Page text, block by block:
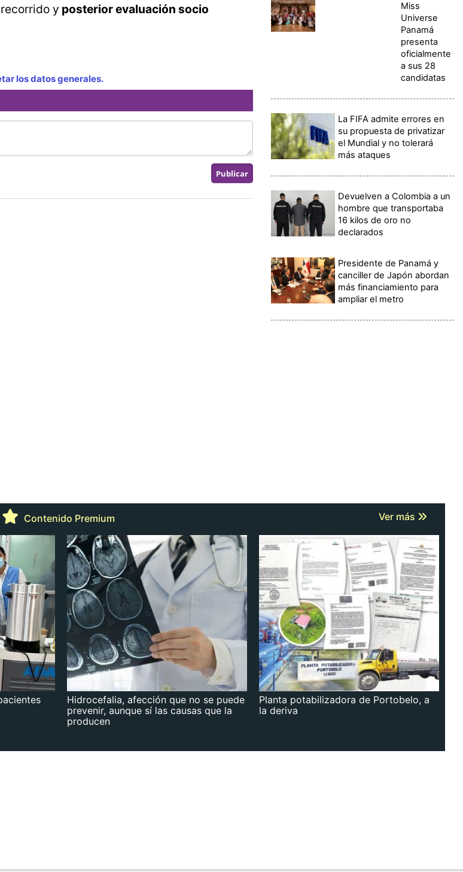
y posterior evaluación socio
los datos generales.
Miss
Universe
Panamá
presenta
oficialmente
a sus 28
candidatas
La FIFA admite errores en
su propuesta de privatizar
el Mundial y no tolerará
más ataques
Devuelven a Colombia a un
hombre que transportaba
16 kilos de oro no
declarados
Presidente de Panamá y
canciller de Japón abordan
más financiamiento para
ampliar el metro
Contenido Premium Ver más
Hidrocefalia, afección que no se puede
prevenir, aunque sí las causas que la
producen
Planta potabilizadora de Portobelo, a
la deriva